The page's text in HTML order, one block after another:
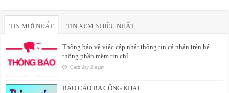
TIN MỚI NHẤT TIN XEM NHIỀU NHẤT
Thông báo về việc cập nhật thông tin cá nhân trên hệ
thống phần mềm tín chỉ
Cách đây 2 ngày
BÁO CÁO BA CÔNG KHAI